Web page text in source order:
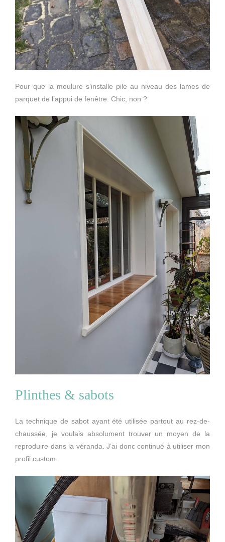
Pour que la moulure s’installe pile au niveau des lames de
parquet de l’appui de fenêtre. Chic, non ?
Plinthes & sabots
La technique de sabot ayant été utilisée partout au rez-de-
chaussée, je voulais absolument trouver un moyen de la
reproduire dans la véranda. J’ai donc continué à utiliser mon
profil custom.